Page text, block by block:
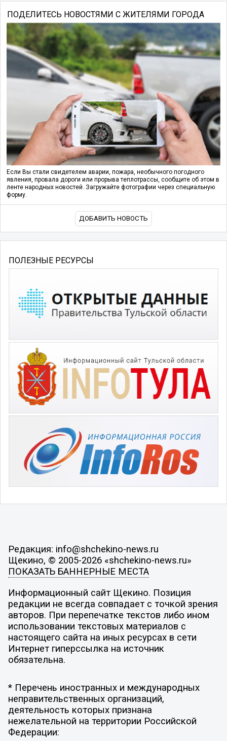
ПОДЕЛИТЕСЬ НОВОСТЯМИ С ЖИТЕЛЯМИ ГОРОДА
Если Вы стали свидетелем аварии, пожара, необычного погодного
явления, провала дороги или прорыва теплотрассы, сообщите об этом в
ленте народных новостей. Загружайте фотографии через специальную
форму.
ДОБАВИТЬ НОВОСТЬ
ПОЛЕЗНЫЕ РЕСУРСЫ
Редакция: info@shchekino-news.ru
Щекино, © 2005-2026 «shchekino-news.ru»
ПОКАЗАТЬ БАННЕРНЫЕ МЕСТА
Информационный сайт Щекино. Позиция
редакции не всегда совпадает с точкой зрения
авторов. При перепечатке текстов либо ином
использовании текстовых материалов с
настоящего сайта на иных ресурсах в сети
Интернет гиперссылка на источник
обязательна.
* Перечень иностранных и международных
неправительственных организаций,
деятельность которых признана
нежелательной на территории Российской
Федерации: